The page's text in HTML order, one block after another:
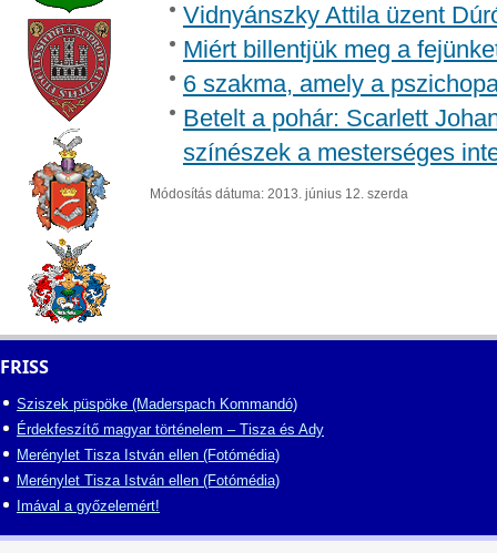
Vidnyánszky Attila üzent
Miért billentjük meg a
6 szakma, amely a
Betelt a pohár: Scarlett
színészek a mesterséges
Módosítás dátuma: 2013. június 12. szerda
FRISS
Sziszek püspöke (Maderspach Kommandó)
Érdekfeszítő magyar történelem – Tisza és Ady
Merénylet Tisza István ellen (Fotómédia)
Merénylet Tisza István ellen (Fotómédia)
Imával a győzelemért!